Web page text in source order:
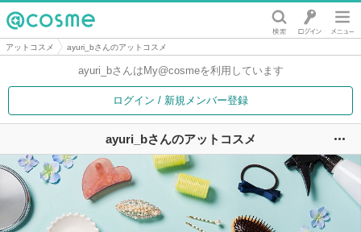
@cosme
アットコスメ ayuri_bさんのアットコスメ
ayuri_bさんは My@cosmeを利用しています
ログイン / 新規メンバー登録
ayuri_bさんのアットコスメ